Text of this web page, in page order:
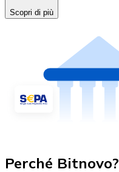
Scopri di più
Perché Bitnovo?